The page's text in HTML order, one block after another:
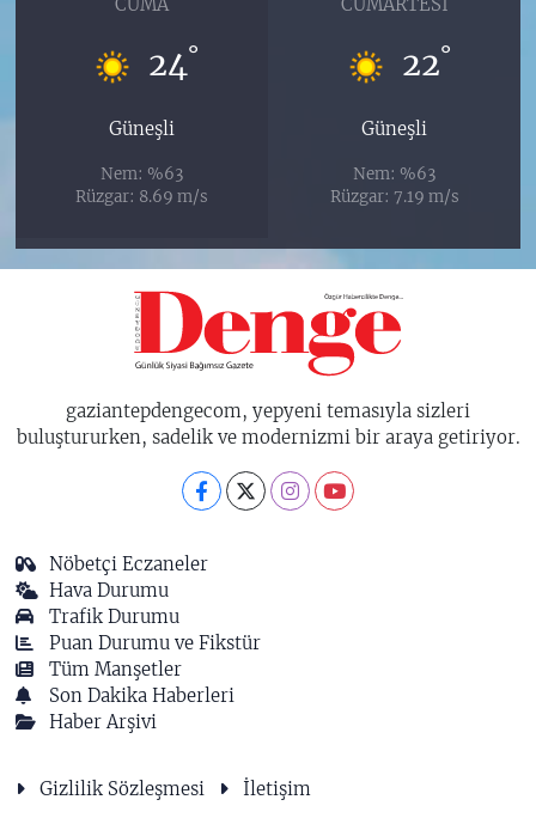
24°
Güneşli
Nem: %63
Rüzgar: 8.69 m/s
22°
Güneşli
Nem: %63
Rüzgar: 7.19 m/s
gaziantepdengecom, yepyeni temasıyla sizleri
buluştururken, sadelik ve modernizmi bir araya getiriyor.
Nöbetçi Eczaneler
Hava Durumu
Trafik Durumu
Puan Durumu ve Fikstür
Tüm Manşetler
Son Dakika Haberleri
Haber Arşivi
Gizlilik Sözleşmesi İletişim